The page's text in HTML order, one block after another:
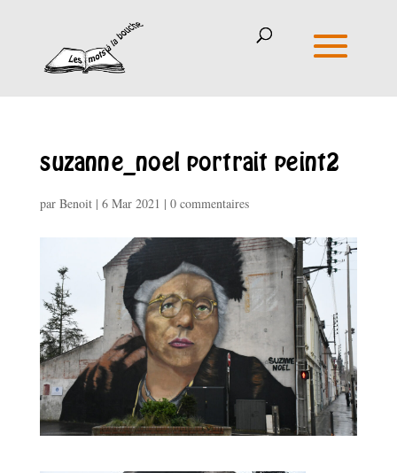
suzanne_noel portrait peint2
par Benoit| 6 Mar 2021 | 0 commentaires